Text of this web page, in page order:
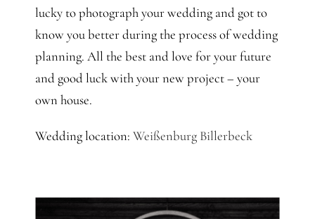
lucky to photograph your wedding and got to
know you better during the process of wedding
planning. All the best and love for your future
and good luck with your new project – your
own house.
Wedding location: Weißenburg Billerbeck